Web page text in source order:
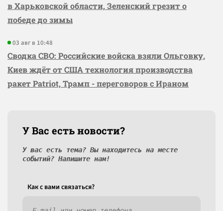
в Харьковской области, Зеленский грезит о
победе до зимы
03 авг в 10:48
Сводка СВО: Российские войска взяли Ольговку,
Киев ждёт от США технология производства
ракет Patriot, Трамп - переговоров с Ираном
У Вас есть новости?
У вас есть тема? Вы находитесь на месте
событий? Напишите нам!
Как c вами связаться?